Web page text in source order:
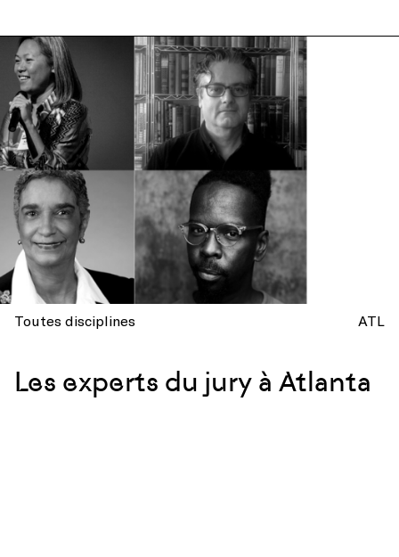
Toutes disciplines ATL
Les experts du jury à Atlanta